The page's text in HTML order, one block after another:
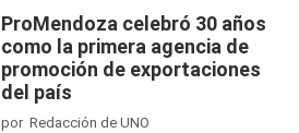
ProMendoza celebró 30 años
como la primera agencia de
promoción de exportaciones
del país
por Redacción de UNO